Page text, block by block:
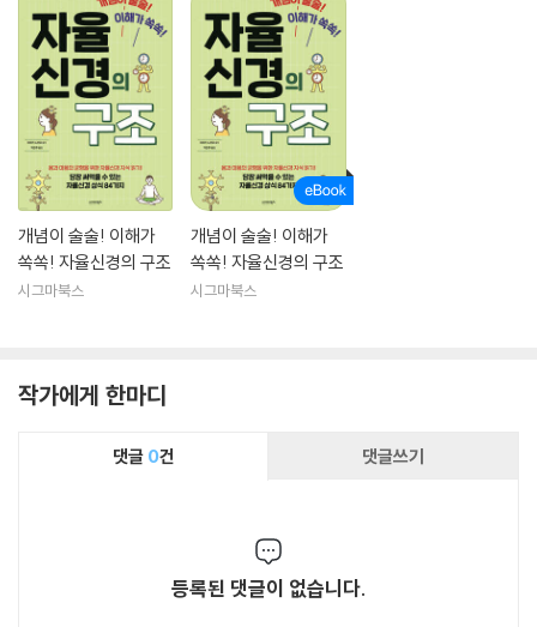
개념이 술술! 이해가
쏙쏙! 자율신경의 구조
시그마북스
개념이 술술! 이해가
쏙쏙! 자율신경의 구조
시그마북스
작가에게 한마디
댓글 0건 댓글쓰기
등록된 댓글이 없습니다.